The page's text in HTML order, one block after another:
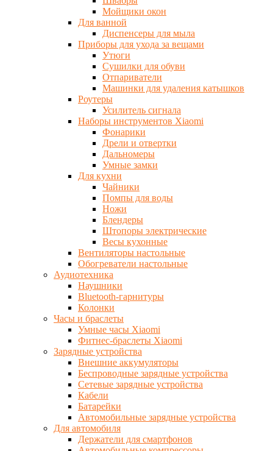
Мойщики окон
Для ванной
Диспенсеры для мыла
Приборы для ухода за вещами
Утюги
Сушилки для обуви
Отпариватели
Машинки для удаления катышков
Роутеры
Усилитель сигнала
Наборы инструментов Xiaomi
Фонарики
Дрели и отвертки
Дальномеры
Умные замки
Для кухни
Чайники
Помпы для воды
Ножи
Блендеры
Штопоры электрические
Весы кухонные
Вентиляторы настольные
Обогреватели настольные
Аудиотехника
Наушники
Bluetooth-гарнитуры
Колонки
Часы и браслеты
Умные часы Xiaomi
Фитнес-браслеты Xiaomi
Зарядные устройства
Внешние аккумуляторы
Беспроводные зарядные устройства
Сетевые зарядные устройства
Кабели
Батарейки
Автомобильные зарядные устройства
Для автомобиля
Держатели для смартфонов